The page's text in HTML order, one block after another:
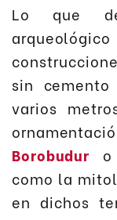
Lo que
sin
varios
Borobudur o
como la
en dichos